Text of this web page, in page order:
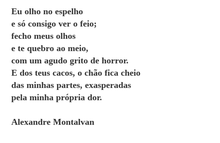
Eu olho no espelho
e só consigo ver o feio;
fecho meus olhos
e te quebro ao meio,
com um agudo grito de horror.
E dos teus cacos, o chão fica cheio
das minhas partes, exasperadas
pela minha própria dor.
Alexandre Montalvan